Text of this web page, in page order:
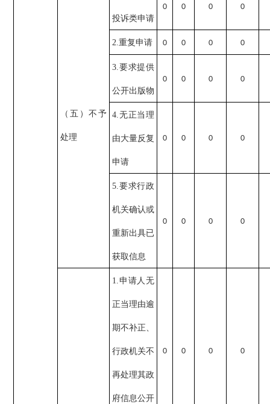
（五）不予
处理
投诉类申请
0 0 0 0
2.重复申请 0 0 0 0
3.要求提供
公开出版物
0 0 0 0
4.无正当理
由大量反复
申请
0 0 0 0
5.要求行政
机关确认或
重新出具已
获取信息
0 0 0 0
1.申请人无
正当理由逾
期不补正、
行政机关不
再处理其政
府信息公开
0 0 0 0